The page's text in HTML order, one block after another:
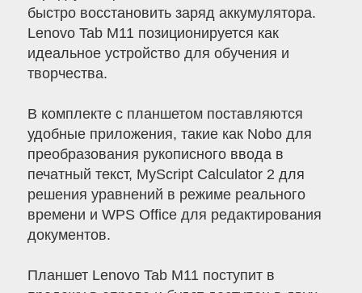
быстро восстановить заряд аккумулятора.
Lenovo Tab M11 позиционируется как
идеальное устройство для обучения и
творчества.
В комплекте с планшетом поставляются
удобные приложения, такие как Nobo для
преобразования рукописного ввода в
печатный текст, MyScript Calculator 2 для
решения уравнений в режиме реального
времени и WPS Office для редактирования
документов.
Планшет Lenovo Tab M11 поступит в